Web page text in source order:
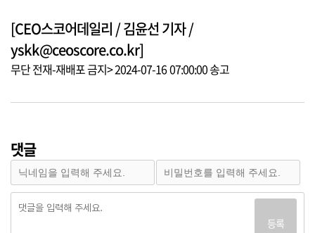
[CEO스코어데일리 / 김윤선 기자 /
yskk@ceoscore.co.kr]
무단 전재-재배포 금지> 2024-07-16 07:00:00 송고
댓글
등록